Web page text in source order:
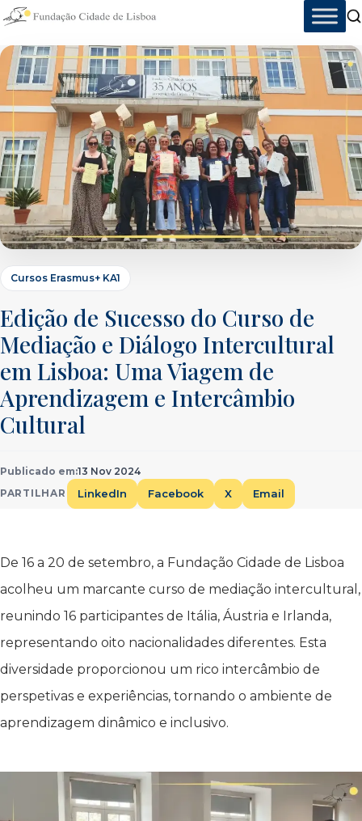
Skip
to
content
Cursos Erasmus+ KA1
Edição de Sucesso do Curso de
Mediação e Diálogo Intercultural
em Lisboa: Uma Viagem de
Aprendizagem e Intercâmbio
Cultural
Publicado em:13 Nov 2024
PARTILHAR
LinkedIn Facebook X Email
De 16 a 20 de setembro, a Fundação Cidade de Lisboa
acolheu um marcante curso de mediação intercultural,
reunindo 16 participantes de Itália, Áustria e Irlanda,
representando oito nacionalidades diferentes. Esta
diversidade proporcionou um rico intercâmbio de
perspetivas e experiências, tornando o ambiente de
aprendizagem dinâmico e inclusivo.